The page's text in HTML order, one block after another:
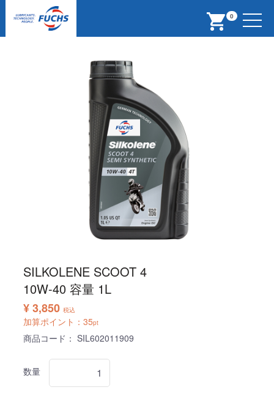
0 Menu
SILKOLENE SCOOT 4
10W-40 容量 1L
¥ 3,850 税込
加算ポイント： 35pt
商品コード： SIL602011909
数量